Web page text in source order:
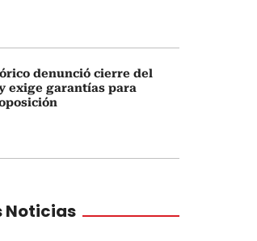
denunció cierre del
exige garantías para
Noticias